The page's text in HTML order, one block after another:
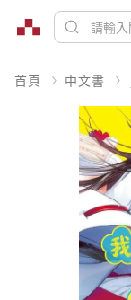
首頁 中文書